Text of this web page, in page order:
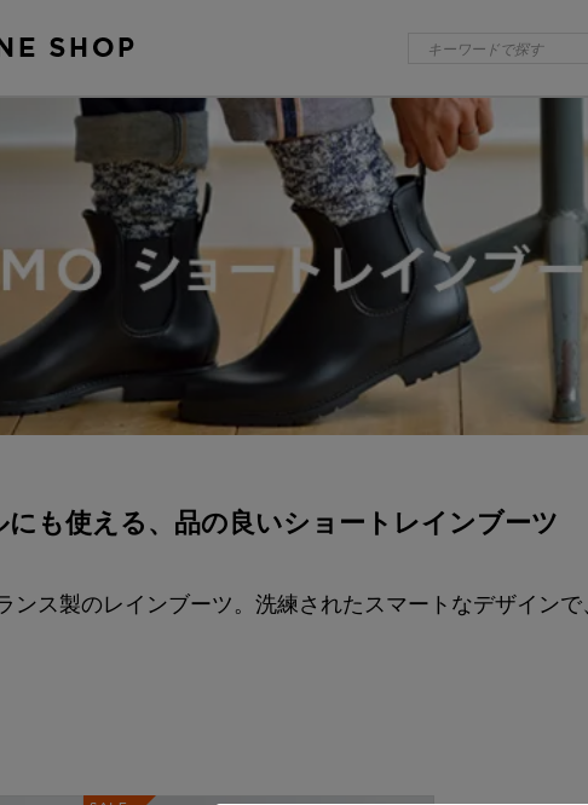
も使える、品の良いショートレインブーツ
ンス製のレインブーツ。洗練されたスマートなデザイン